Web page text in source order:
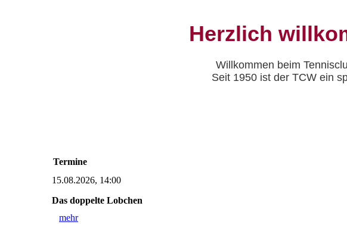
Herzlich
Willkommen beim
Seit 1950 ist der TCW ein
Termine
15.08.2026, 14:00
Das doppelte Lobchen
mehr